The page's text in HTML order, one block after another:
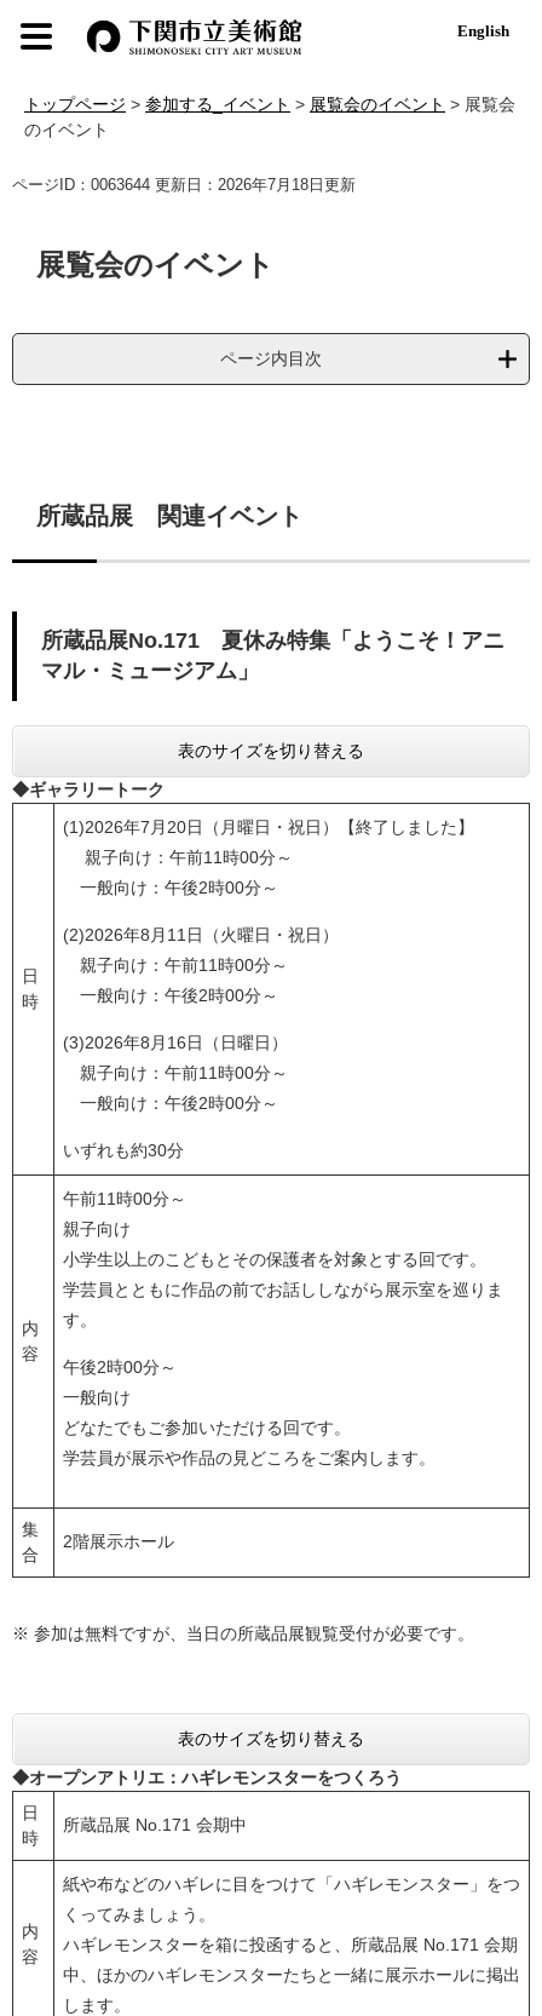
す
し
English
トップページ > 参加する_イベント > 展覧会のイベント > 展覧会
のイベント
本
ページID：0063644 更新日：2026年7月18日更新
展覧会のイベント
ページ内目次
所蔵品展 関連イベント
所蔵品展No.171 夏休み特集「ようこそ！アニ
マル・ミュージアム」
表のサイズを切り替える
◆ギャラリートーク
日
時
(1)2026年7月20日（月曜日・祝日）【終了しました】
親子向け：午前11時00分～
一般向け：午後2時00分～
​(2)2026年8月11日（火曜日・祝日）
親子向け：午前11時00分～
一般向け：午後2時00分～
​(3)2026年8月16日（日曜日）
​ 親子向け：午前11時00分～
一般向け：午後2時00分～
いずれも約30分
内
容
午前11時00分～
親子向け
小学生以上のこどもとその保護者を対象とする回です。
学芸員とともに作品の前でお話ししながら展示室を巡りま
す。
午後2時00分～
一般向け
どなたでもご参加いただける回です。
学芸員が展示や作品の見どころをご案内します。
集
合
2階展示ホール
※ 参加は無料ですが、当日の所蔵品展観覧受付が必要です。
表のサイズを切り替える
◆オープンアトリエ：ハギレモンスターをつくろう​​
日
時
所蔵品展 No.171 会期中
内
容
紙や布などのハギレに目をつけて「ハギレモンスター」をつ
くってみましょう。
ハギレモンスターを箱に投函すると、所蔵品展 No.171 会期
中、ほかのハギレモンスターたちと一緒に展示ホールに掲出
します。